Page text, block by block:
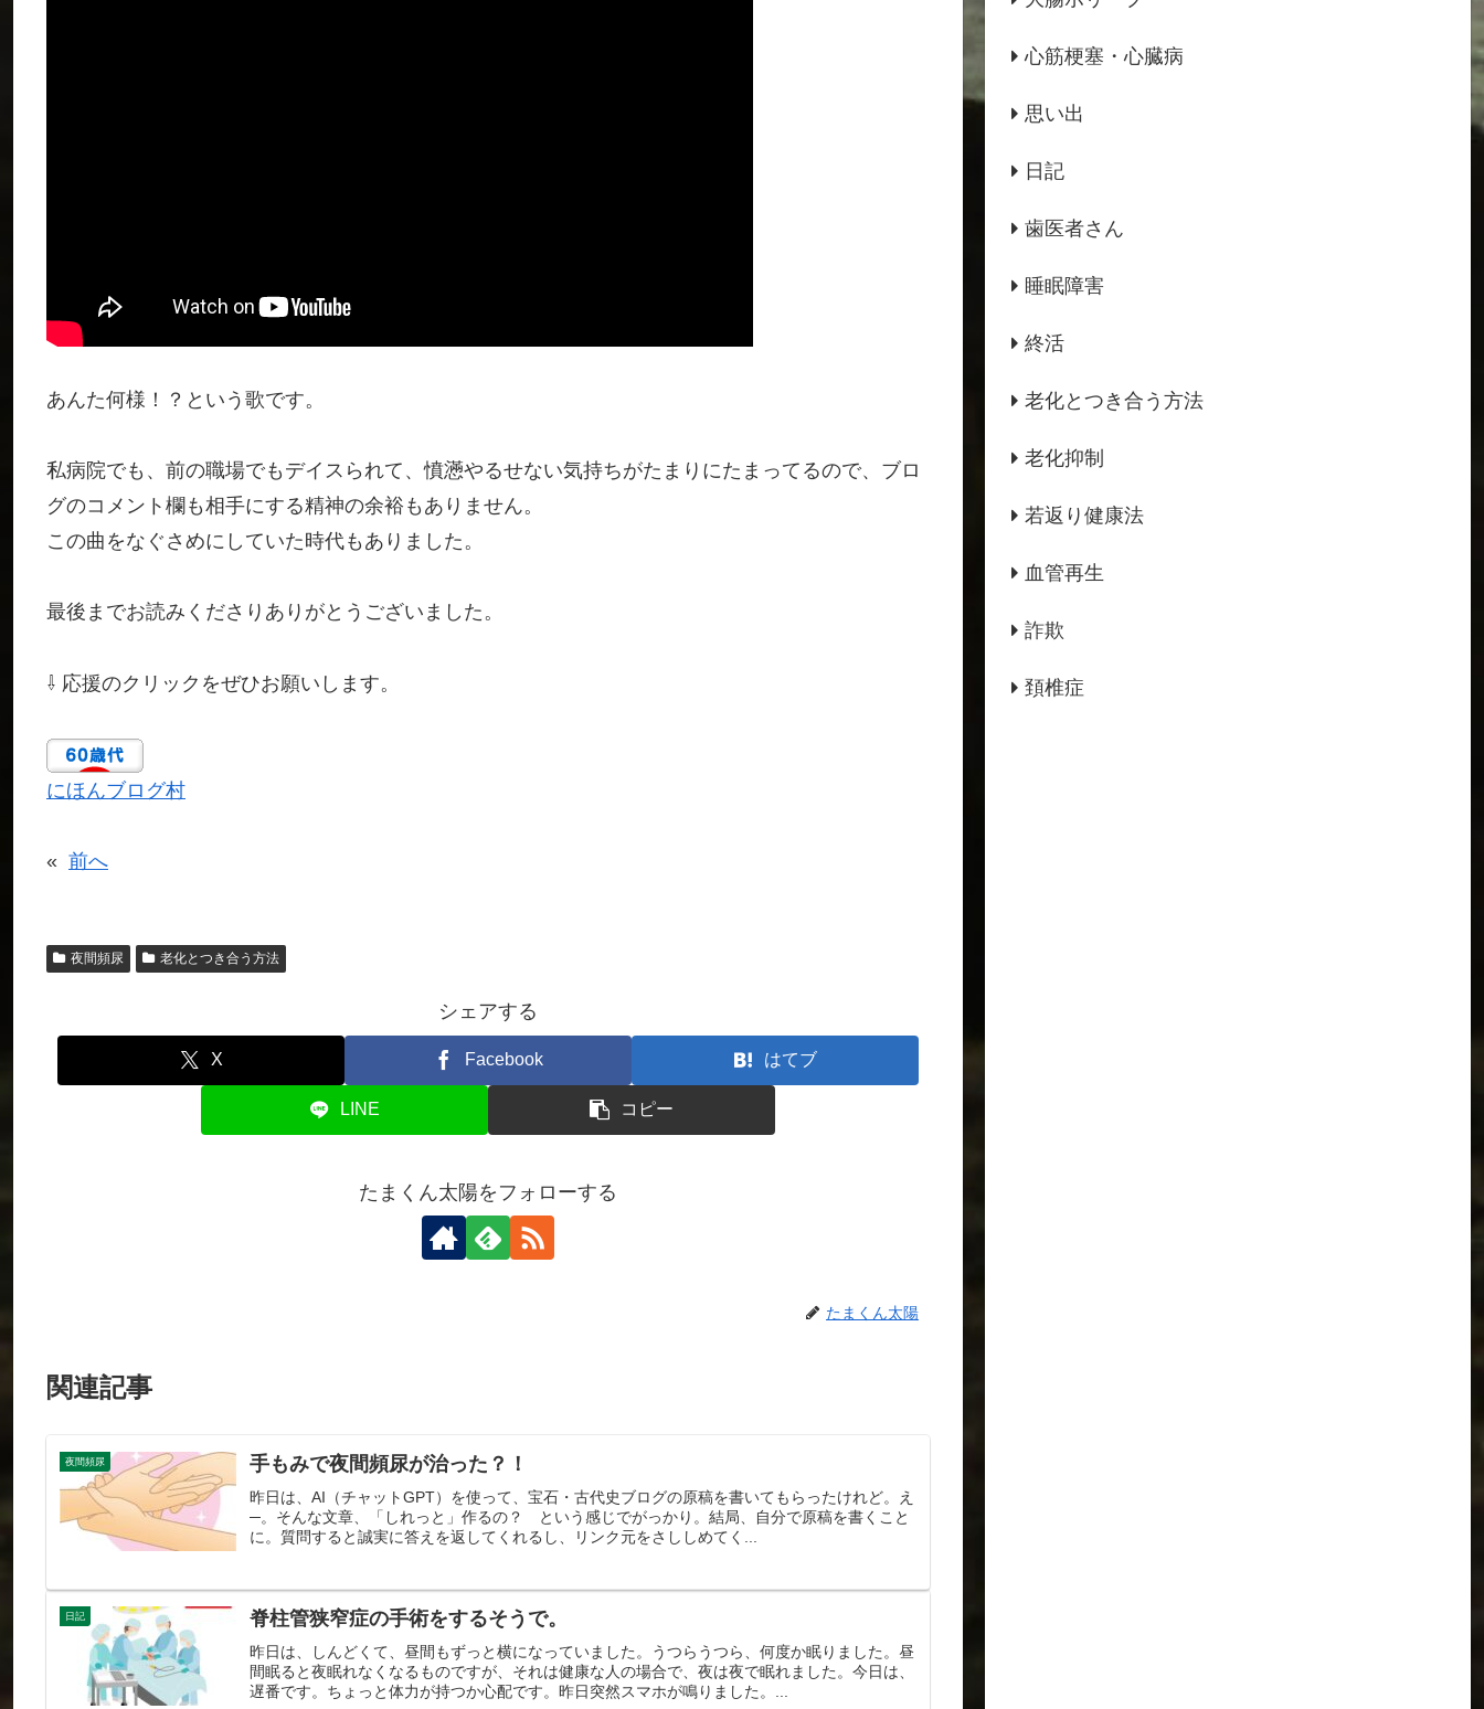
あんた何様！？という歌です。
私病院でも、前の職場でもデイスられて、憤懣やるせない気持ちがたまりにたまってるので、ブロ
グのコメント欄も相手にする精神の余裕もありません。
この曲をなぐさめにしていた時代もありました。
最後までお読みくださりありがとうございました。
⇩ 応援のクリックをぜひお願いします。
にほんブログ村
« 前へ
夜間頻尿 老化とつき合う方法
シェアする
X Facebook はてブ
LINE コピー
たまくん太陽をフォローする
たまくん太陽
関連記事
夜間頻尿 手もみで夜間頻尿が治った？！
昨日は、AI（チャットGPT）を使って、宝石・古代史ブログの原稿を書いてもらったけれど。え
─。そんな文章、「しれっと」作るの？ という感じでがっかり。結局、自分で原稿を書くこと
に。質問すると誠実に答えを返してくれるし、リンク元をさししめてく...
日記 脊柱管狭窄症の手術をするそうで。
昨日は、しんどくて、昼間もずっと横になっていました。うつらうつら、何度か眠りました。昼
間眠ると夜眠れなくなるものですが、それは健康な人の場合で、夜は夜で眠れました。今日は、
遅番です。ちょっと体力が持つか心配です。昨日突然スマホが鳴りました。...
心筋梗塞・心臓病
思い出
日記
歯医者さん
睡眠障害
終活
老化とつき合う方法
老化抑制
若返り健康法
血管再生
詐欺
頚椎症